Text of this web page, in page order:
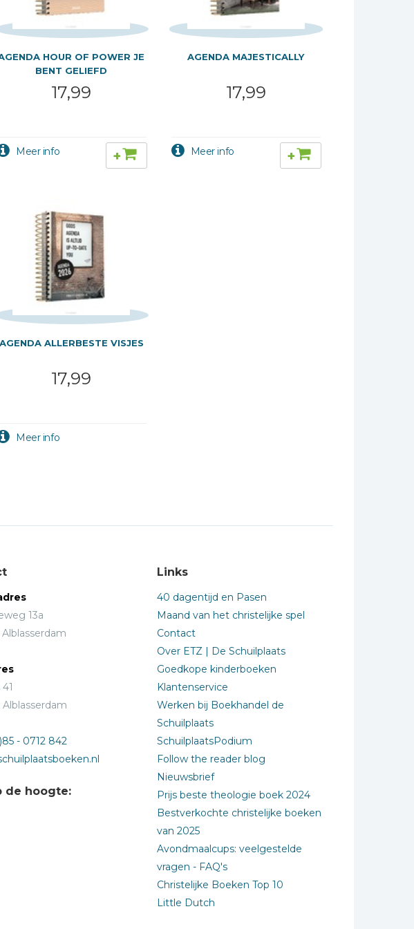
HOUR OF POWER JE
BENT GELIEFD
17,99
+
AGENDA MAJESTICALLY
17,99
+
AGENDA ALLERBESTE VISJES
17,99
13a
Alblasserdam
Alblasserdam
- 0712 842
de hoogte:
Links
40 dagentijd en Pasen
Maand van het christelijke spel
Contact
Over ETZ | De Schuilplaats
Goedkope kinderboeken
Klantenservice
Werken bij Boekhandel de
Schuilplaats
SchuilplaatsPodium
Follow the reader blog
Nieuwsbrief
Prijs beste theologie boek 2024
Bestverkochte christelijke boeken
van 2025
Avondmaalcups: veelgestelde
vragen - FAQ's
Christelijke Boeken Top 10
Little Dutch